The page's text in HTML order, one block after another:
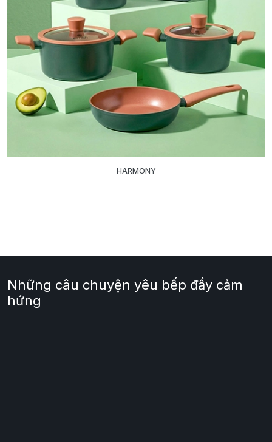
HARMONY
Những câu chuyện yêu bếp đầy cảm
hứng